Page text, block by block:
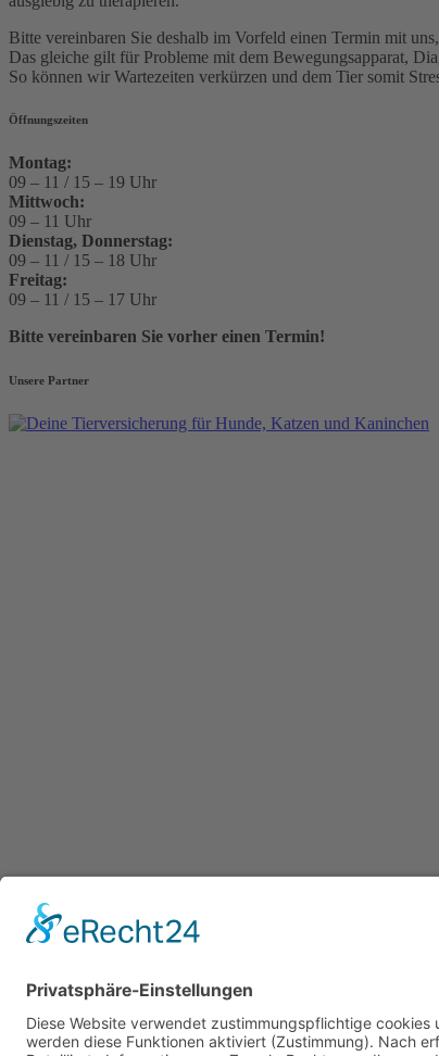
Bitte vereinbaren Sie deshalb im Vorfeld einen Termin mit
Das gleiche gilt für Probleme mit dem Bewegungsapparat,
So können wir Wartezeiten verkürzen und dem Tier somit
Öffnungszeiten
Montag:
09 – 11 / 15 – 19 Uhr
Mittwoch:
09 – 11 Uhr
Dienstag, Donnerstag:
09 – 11 / 15 – 18 Uhr
Freitag:
09 – 11 / 15 – 17 Uhr
Bitte vereinbaren Sie vorher einen Termin!
Unsere Partner
Impressum Datenschutzerklärung